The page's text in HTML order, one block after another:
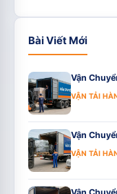
Bài Viết Mới
Vận
VẬN TẢI
Vận
VẬN TẢI